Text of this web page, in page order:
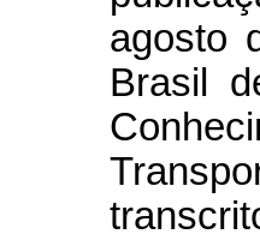
agosto
Brasil